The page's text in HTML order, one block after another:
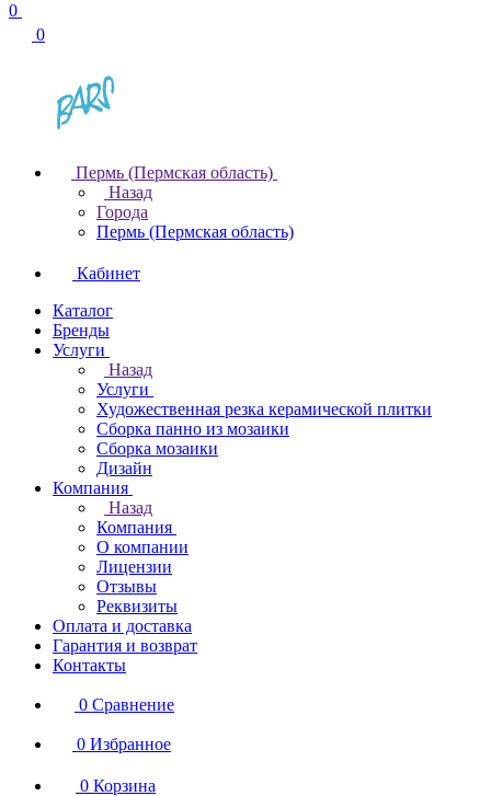
0
0
Пермь (Пермская область)
Назад
Города
Пермь (Пермская область)
Кабинет
Каталог
Бренды
Услуги
Назад
Услуги
Художественная резка керамической плитки
Сборка панно из мозаики
Сборка мозаики
Дизайн
Компания
Назад
Компания
О компании
Лицензии
Отзывы
Реквизиты
Оплата и доставка
Гарантия и возврат
Контакты
0 Сравнение
0 Избранное
0 Корзина